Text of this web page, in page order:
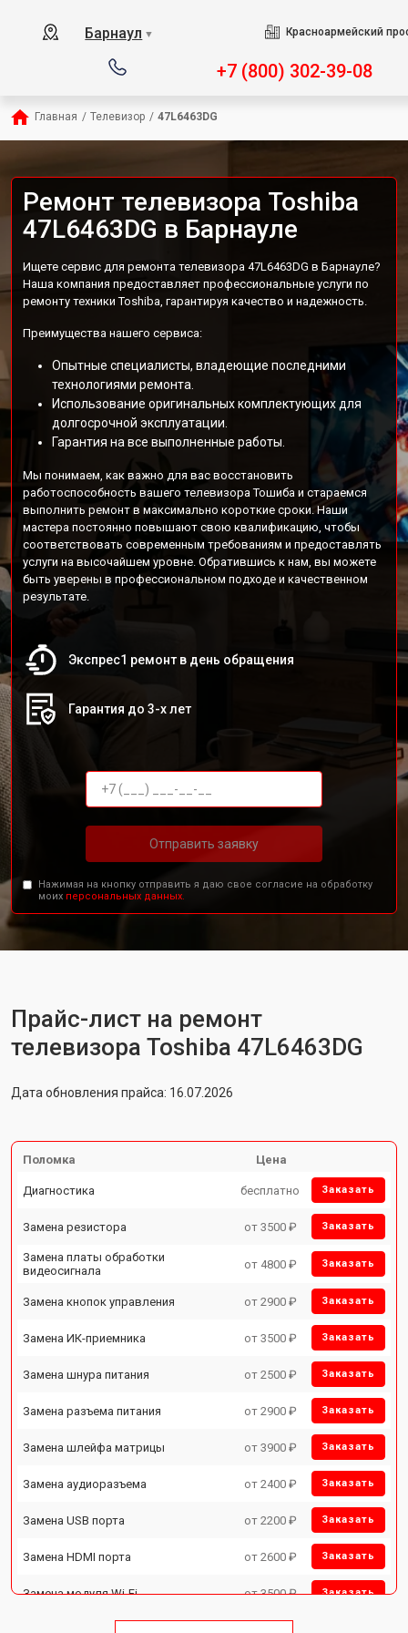
Барнаул ▼ Красноармейский
+7 (800) 302-39-08
Главная / Телевизор / 47L6463DG
Ремонт телевизора Toshiba
47L6463DG в Барнауле
Ищете сервис для ремонта телевизора 47L6463DG в Барнауле?
Наша компания предоставляет профессиональные услуги по
ремонту техники Toshiba, гарантируя качество и надежность.
Преимущества нашего сервиса:
Опытные специалисты, владеющие последними
технологиями ремонта.
Использование оригинальных комплектующих для
долгосрочной эксплуатации.
Гарантия на все выполненные работы.
Мы понимаем, как важно для вас восстановить
работоспособность вашего телевизора Тошиба и стараемся
выполнить ремонт в максимально короткие сроки. Наши
мастера постоянно повышают свою квалификацию, чтобы
соответствовать современным требованиям и предоставлять
услуги на высочайшем уровне. Обратившись к нам, вы можете
быть уверены в профессиональном подходе и качественном
результате.
Экспрес1 ремонт в день обращения
Гарантия до 3-х лет
Отправить заявку
Нажимая на кнопку отправить я даю свое согласие на обработку
моих персональных данных.
Прайс-лист на ремонт
телевизора Toshiba 47L6463DG
Дата обновления прайса: 16.07.2026
Поломка Цена
Диагностика бесплатно Заказать
Замена резистора от 3500 ₽ Заказать
Замена платы обработки
видеосигнала
от 4800 ₽ Заказать
Замена кнопок управления от 2900 ₽ Заказать
Замена ИК-приемника от 3500 ₽ Заказать
Замена шнура питания от 2500 ₽ Заказать
Замена разъема питания от 2900 ₽ Заказать
Замена шлейфа матрицы от 3900 ₽ Заказать
Замена аудиоразъема от 2400 ₽ Заказать
Замена USB порта от 2200 ₽ Заказать
Замена HDMI порта от 2600 ₽ Заказать
Замена модуля Wi-Fi от 3500 ₽ Заказать